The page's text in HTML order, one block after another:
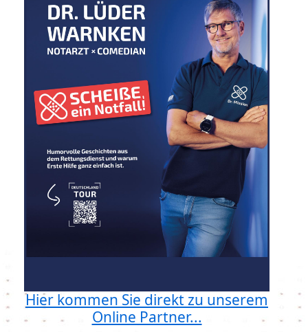
Hier kommen Sie direkt zu unserem
Online Partner...